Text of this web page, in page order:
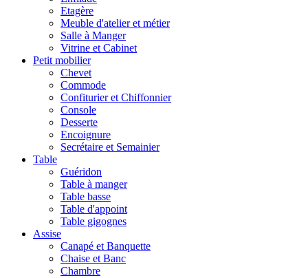
Etagère
Meuble d'atelier et métier
Salle à Manger
Vitrine et Cabinet
Petit mobilier
Chevet
Commode
Confiturier et Chiffonnier
Console
Desserte
Encoignure
Secrétaire et Semainier
Table
Guéridon
Table à manger
Table basse
Table d'appoint
Table gigognes
Assise
Canapé et Banquette
Chaise et Banc
Chambre